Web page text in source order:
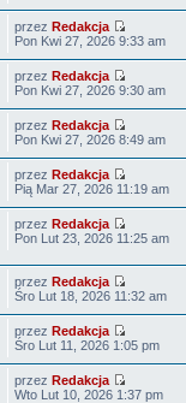
przez Redakcja
Pon Kwi 27, 2026 9:33 am
przez Redakcja
Pon Kwi 27, 2026 9:30 am
przez Redakcja
Pon Kwi 27, 2026 8:49 am
przez Redakcja
Pią Mar 27, 2026 11:19 am
przez Redakcja
Pon Lut 23, 2026 11:25 am
przez Redakcja
Śro Lut 18, 2026 11:32 am
przez Redakcja
Śro Lut 11, 2026 1:05 pm
przez Redakcja
Wto Lut 10, 2026 1:37 pm